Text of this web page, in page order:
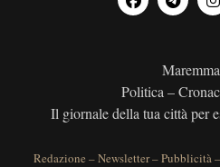
Politica –
Il giornale della tua città per
Redazione –Newsletter–Pubblicità–